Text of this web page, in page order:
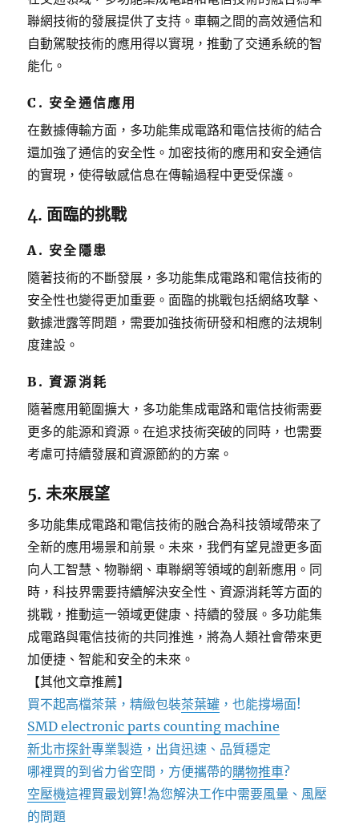
聯網技術的發展提供了支持。車輛之間的高效通信和
自動駕駛技術的應用得以實現，推動了交通系統的智
能化。
C. 安全通信應用
在數據傳輸方面，多功能集成電路和電信技術的結合
還加強了通信的安全性。加密技術的應用和安全通信
的實現，使得敏感信息在傳輸過程中更受保護。
4. 面臨的挑戰
A. 安全隱患
隨著技術的不斷發展，多功能集成電路和電信技術的
安全性也變得更加重要。面臨的挑戰包括網絡攻擊、
數據泄露等問題，需要加強技術研發和相應的法規制
度建設。
B. 資源消耗
隨著應用範圍擴大，多功能集成電路和電信技術需要
更多的能源和資源。在追求技術突破的同時，也需要
考慮可持續發展和資源節約的方案。
5. 未來展望
多功能集成電路和電信技術的融合為科技領域帶來了
全新的應用場景和前景。未來，我們有望見證更多面
向人工智慧、物聯網、車聯網等領域的創新應用。同
時，科技界需要持續解決安全性、資源消耗等方面的
挑戰，推動這一領域更健康、持續的發展。多功能集
成電路與電信技術的共同推進，將為人類社會帶來更
加便捷、智能和安全的未來。
【其他文章推薦】
買不起高檔茶葉，精緻包裝茶葉罐 ，也能撐場面!
SMD electronic parts counting machine
新北市探針專業製造，出貨迅速、品質穩定
哪裡買的到省力省空間，方便攜帶的購物推車?
空壓機這裡買最划算!為您解決工作中需要風量、風壓
的問題